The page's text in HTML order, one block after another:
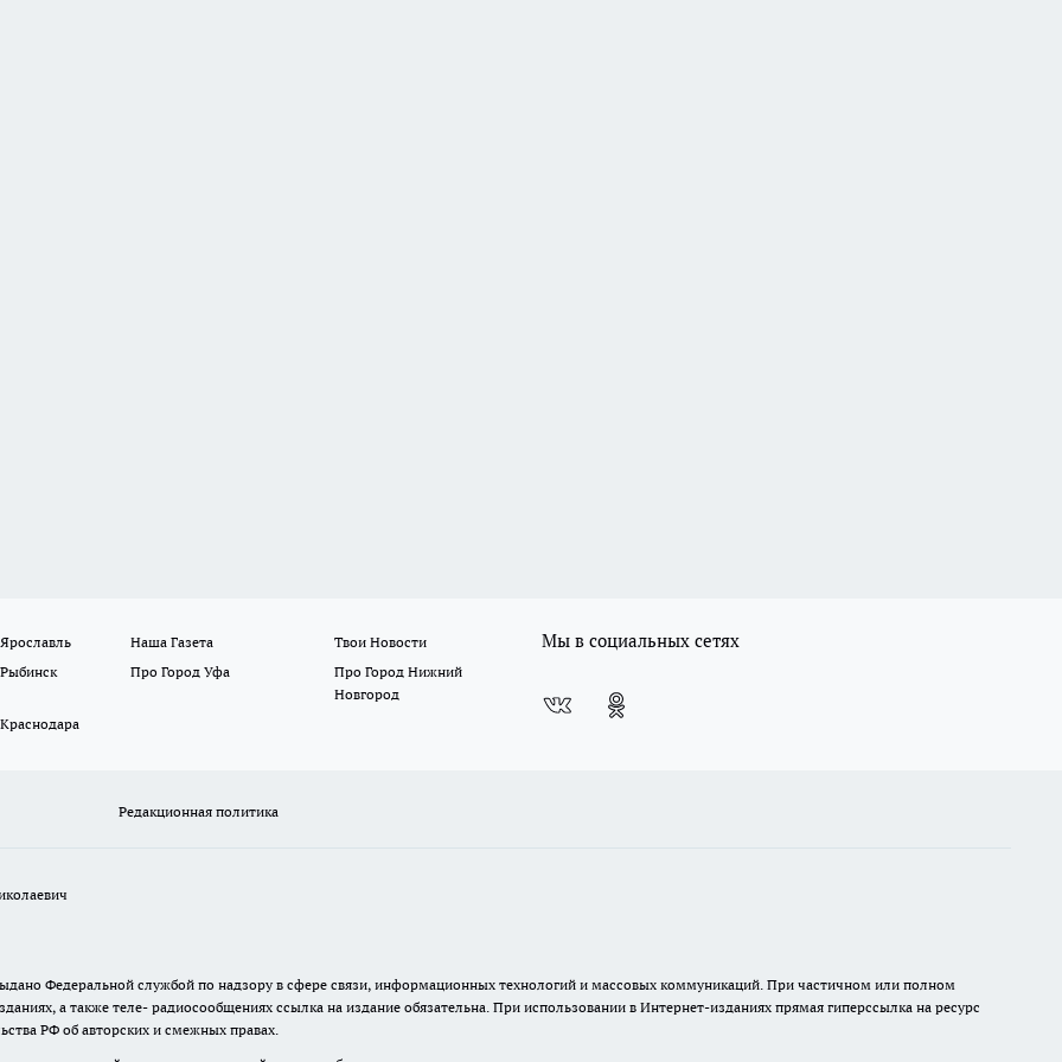
Наша Газета
Твои Новости
Про Город Уфа
Про Город Нижний
Новгород
Мы в социальных сетях
Редакционная политика
Федеральной службой по надзору в сфере связи, информационных технологий и массовых коммуникаций. При частичном или полном
а также теле- радиосообщениях ссылка на издание обязательна. При использовании в Интернет-изданиях прямая гиперссылка на ресурс
РФ об авторских и смежных правах.